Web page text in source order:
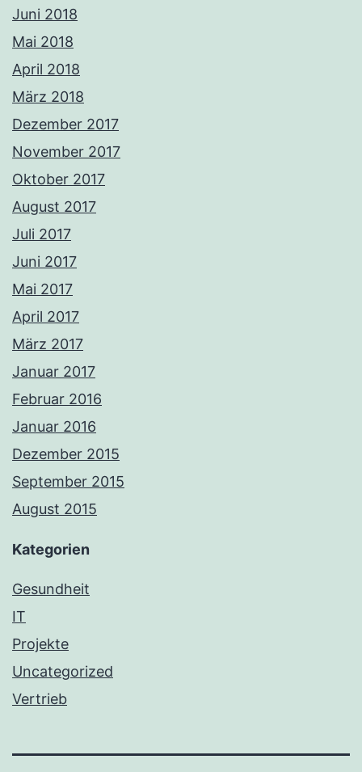
Juni 2018
Mai 2018
April 2018
März 2018
Dezember 2017
November 2017
Oktober 2017
August 2017
Juli 2017
Juni 2017
Mai 2017
April 2017
März 2017
Januar 2017
Februar 2016
Januar 2016
Dezember 2015
September 2015
August 2015
Kategorien
Gesundheit
IT
Projekte
Uncategorized
Vertrieb